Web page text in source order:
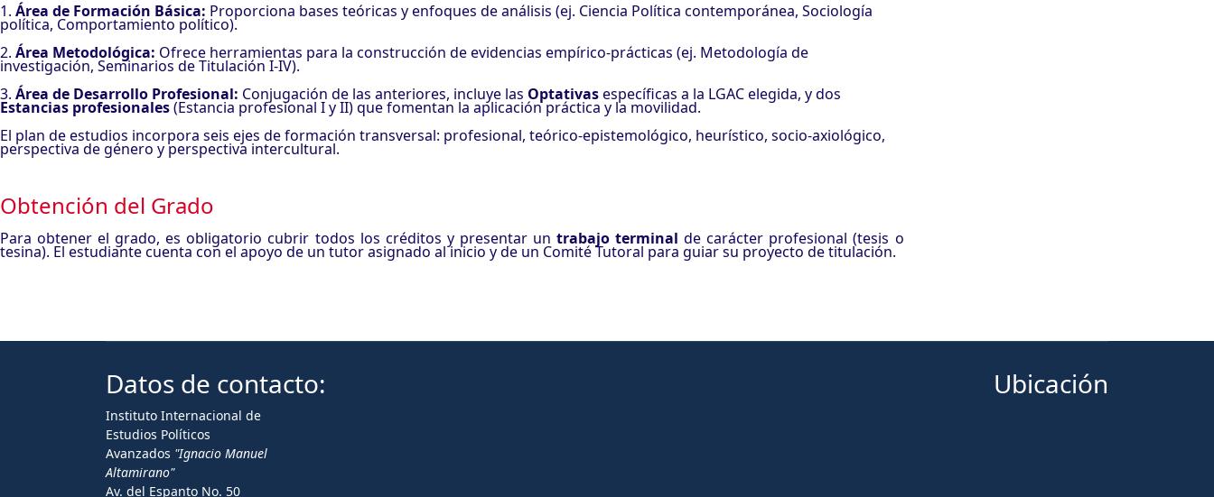
1. Área de Formación Básica: Proporciona bases teóricas y enfoques de análisis (ej. Ciencia Política contemporánea, Sociología
política, Comportamiento político).
2. Área Metodológica: Ofrece herramientas para la construcción de evidencias empírico-prácticas (ej. Metodología de
investigación, Seminarios de Titulación I-IV).
3. Área de Desarrollo Profesional: Conjugación de las anteriores, incluye las Optativasespecíficas a la LGAC elegida, y dos
Estancias profesionales(Estancia profesional I y II) que fomentan la aplicación práctica y la movilidad.
El plan de estudios incorpora seis ejes de formación transversal: profesional, teórico-epistemológico, heurístico, socio-axiológico,
perspectiva de género y perspectiva intercultural.
Obtención del Grado
Para obtener el grado, es obligatorio cubrir todos los créditos y presentar untrabajo terminal de carácter profesional (tesis o
tesina). El estudiante cuenta con el apoyo de un tutor asignado al inicio y de un Comité Tutoral para guiar su proyecto de titulación.
Datos de contacto:
Instituto Internacional de
Estudios Políticos
Avanzados "Ignacio Manuel
Altamirano"
Av. del Espanto No. 50
Ubicación